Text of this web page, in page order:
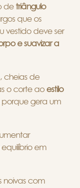
de triângulo
que os
vestido deve ser
e suavizar a
, cheias de
o corte ao estilo
gera um
em
noivas com